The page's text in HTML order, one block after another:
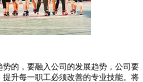
的，要融入公司的发展趋势，公司要
提升每一职工必须改善的专业技能。将